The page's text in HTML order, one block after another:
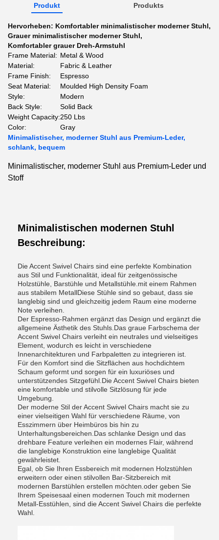
Produkt
Produkts
Hervorheben: Komfortabler minimalistischer moderner Stuhl,
Grauer minimalistischer moderner Stuhl,
Komfortabler grauer Dreh-Armstuhl
Frame Material: Metal & Wood
Material:
Fabric & Leather
Frame Finish:
Espresso
Seat Material:
Moulded High Density Foam
Style:
Modern
Back Style:
Solid Back
Weight Capacity:250 Lbs
Color:
Gray
Minimalistischer, moderner Stuhl aus Premium-Leder,
schlank, bequem
Minimalistischer, moderner Stuhl aus Premium-Leder und
Stoff
Minimalistischen modernen Stuhl
Beschreibung:
Die Accent Swivel Chairs sind eine perfekte Kombination
aus Stil und Funktionalität, ideal für zeitgenössische
Holzstühle, Barstühle und Metallstühle.mit einem Rahmen
aus stabilem MetallDiese Stühle sind so gebaut, dass sie
langlebig sind und gleichzeitig jedem Raum eine moderne
Note verleihen.
Der Espresso-Rahmen ergänzt das Design und ergänzt die
allgemeine Ästhetik des Stuhls.Das graue Farbschema der
Accent Swivel Chairs verleiht ein neutrales und vielseitiges
Element, wodurch es leicht in verschiedene
Innenarchitekturen und Farbpaletten zu integrieren ist.
Für den Komfort sind die Sitzflächen aus hochdichtem
Schaum geformt und sorgen für ein luxuriöses und
unterstützendes Sitzgefühl.Die Accent Swivel Chairs bieten
eine komfortable und stilvolle Sitzlösung für jede
Umgebung.
Der moderne Stil der Accent Swivel Chairs macht sie zu
einer vielseitigen Wahl für verschiedene Räume, von
Esszimmern über Heimbüros bis hin zu
Unterhaltungsbereichen.Das schlanke Design und das
drehbare Feature verleihen ein modernes Flair, während
die langlebige Konstruktion eine langlebige Qualität
gewährleistet.
Egal, ob Sie Ihren Essbereich mit modernen Holzstühlen
erweitern oder einen stilvollen Bar-Sitzbereich mit
modernen Barstühlen erstellen möchten.oder geben Sie
Ihrem Speisesaal einen modernen Touch mit modernen
Metall-Esstühlen, sind die Accent Swivel Chairs die perfekte
Wahl.